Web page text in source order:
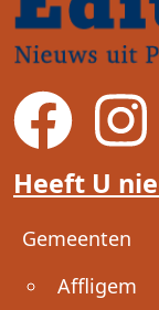
Heeft U
Voet
Gemeenten
Affligem